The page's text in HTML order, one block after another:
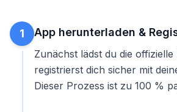
1 App herunterladen &
Zunächst lädst du die
registrierst dich sicher mit
Dieser Prozess ist zu 100 %